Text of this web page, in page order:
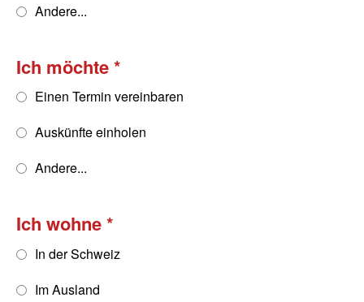
Andere...
Ich möchte
Einen Termin vereinbaren
Auskünfte einholen
Andere...
Ich wohne
In der Schweiz
Im Ausland